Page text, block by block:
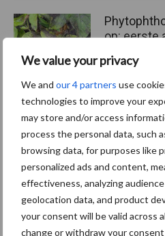
We value your privacy
We and our 4 partners use
technologies to improve your
may store and/or access
process the personal data, such
browsing data, for purposes like
personalized ads and content,
effectiveness, analyzing
geolocation data, and product
your consent will be valid across
change or withdraw your
op: eerste
Themapagina's
Machines